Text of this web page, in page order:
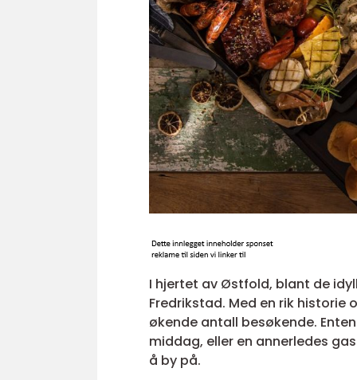
I hjertet av Østfold, blant de
Fredrikstad. Med en rik
økende antall besøkende.
middag, eller en annerledes
å by på.